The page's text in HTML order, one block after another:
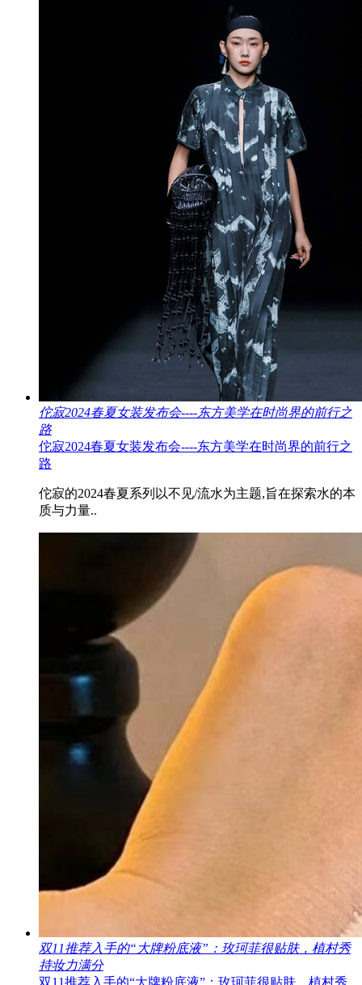
佗寂2024春夏女装发布会----东方美学在时尚界的前行之
路
佗寂2024春夏女装发布会----东方美学在时尚界的前行之
路
佗寂的2024春夏系列以不见/流水为主题,旨在探索水的本
质与力量..
双11推荐入手的“大牌粉底液”：玫珂菲很贴肤，植村秀
持妆力满分